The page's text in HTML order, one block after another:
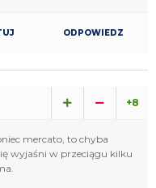
ODPOWIEDZ
+8
mercato, to chyba
wyjaśni w przeciągu kilku